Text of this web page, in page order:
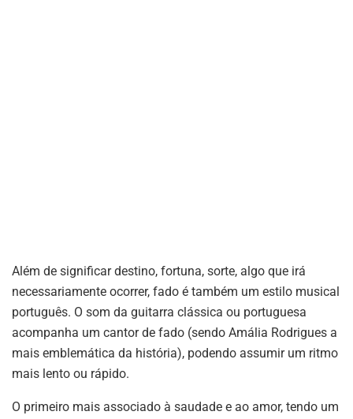
Além de significar destino, fortuna, sorte, algo que irá
necessariamente ocorrer, fado é também um estilo musical
português. O som da guitarra clássica ou portuguesa
acompanha um cantor de fado (sendo Amália Rodrigues a
mais emblemática da história), podendo assumir um ritmo
mais lento ou rápido.
O primeiro mais associado à saudade e ao amor, tendo um